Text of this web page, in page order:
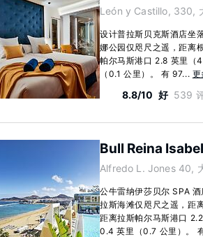
León y Castillo, 330,
设计普拉斯贝克斯酒店坐
娜公园仅咫尺之遥，距离
帕尔马斯港口 2.8 英里（
（0.1 公里）。 有 97... 更
8.8/10 好 539
Bull Reina
Alfredo L. Jones 40,
公牛雷纳伊莎贝尔 SPA
拉斯海滩仅咫尺之遥，距
距离拉斯帕尔马斯港口
0.4 英里（0.7 公里）。